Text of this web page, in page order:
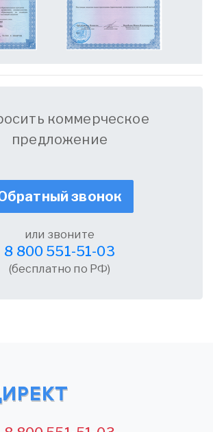
коммерческое
предложение
звонок
или звоните
8 800 551-51-03
(бесплатно по РФ)